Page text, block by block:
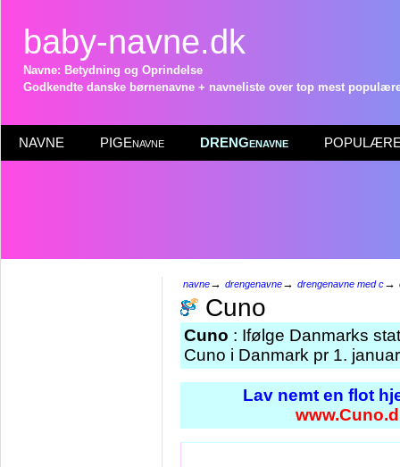
baby-navne.dk
Navne: Betydning og Oprindelse
Godkendte danske børnenavne + navneliste over top mest
NAVNE PIGEnavne DRENGenavne POPULÆRE
navne→ drengenavne→ drengenavne med c→
Cuno
Cuno : Ifølge Danmarks
Cuno i Danmark pr 1.
Lav nemt en flot